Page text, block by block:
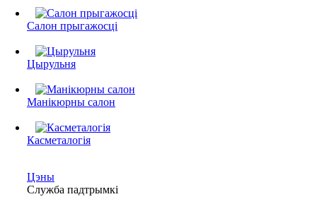
Салон прыгажосці
Цырульня
Манікюрны салон
Касметалогія
Цэны
Служба падтрымкі